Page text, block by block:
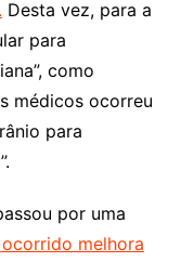
. Desta vez, para a
para
como
médicos ocorreu
para
por uma
melhora